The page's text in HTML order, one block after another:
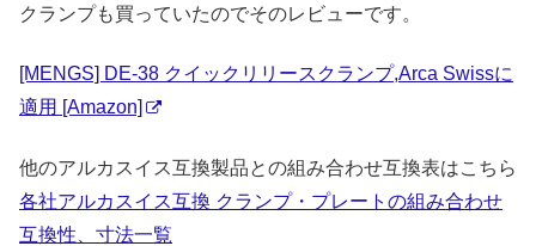
クランプも買っていたのでそのレビューです。
[MENGS] DE-38 クイックリリースクランプ,Arca Swissに
適用 [Amazon]
他のアルカスイス互換製品との組み合わせ互換表はこちら
各社アルカスイス互換 クランプ・プレートの組み合わせ
互換性、寸法一覧